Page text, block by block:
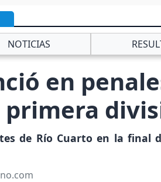
NOTICIAS
en
primera
de Río Cuarto en la